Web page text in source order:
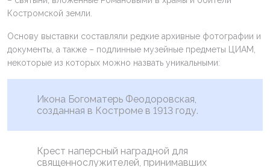
Костромской земли.
Основу выставки составляли редкие архивные фотографии и
документы, а также – подлинные музейные предметы ЦИАМ,
некоторые из которых можно назвать уникальными:
Икона Богоматерь Феодоровская,
созданная в Костроме в 1913 году.
Крест наперсный наградной для
священнослужителей, принимавших